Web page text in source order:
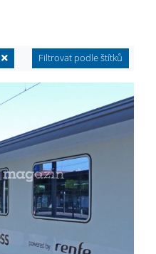
Filtrovat podle štítků